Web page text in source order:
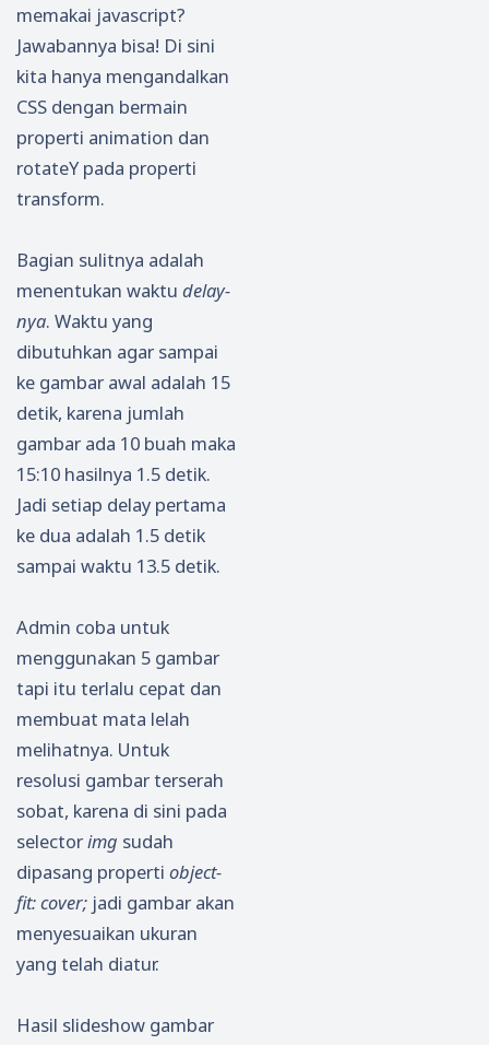
memakai javascript?
Jawabannya bisa! Di sini
kita hanya mengandalkan
CSS dengan bermain
properti animation dan
rotateY pada properti
transform.
Bagian sulitnya adalah
menentukan waktu delay-
nya. Waktu yang
dibutuhkan agar sampai
ke gambar awal adalah 15
detik, karena jumlah
gambar ada 10 buah maka
15:10 hasilnya 1.5 detik.
Jadi setiap delay pertama
ke dua adalah 1.5 detik
sampai waktu 13.5 detik.
Admin coba untuk
menggunakan 5 gambar
tapi itu terlalu cepat dan
membuat mata lelah
melihatnya. Untuk
resolusi gambar terserah
sobat, karena di sini pada
selectorimg sudah
dipasang properti object-
fit: cover; jadi gambar akan
menyesuaikan ukuran
yang telah diatur.
Hasil slideshow gambar